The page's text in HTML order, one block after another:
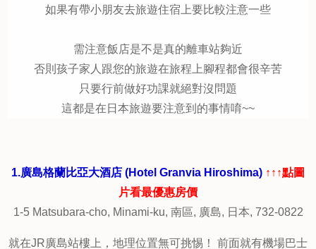
如果有帶小朋友去旅遊住宿上要比較注意一些
需注意飯店是不是真的離車站夠近
否則孩子家人跟您的旅遊在旅程上腳程都會很辛苦
只要行前做好功課就絕對沒問題
這都是在日本旅遊要注意到的事情唷~~